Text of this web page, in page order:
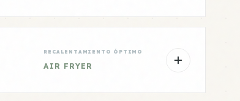
RECALENTAMIENTO ÓPTIMO
AIR FRYER